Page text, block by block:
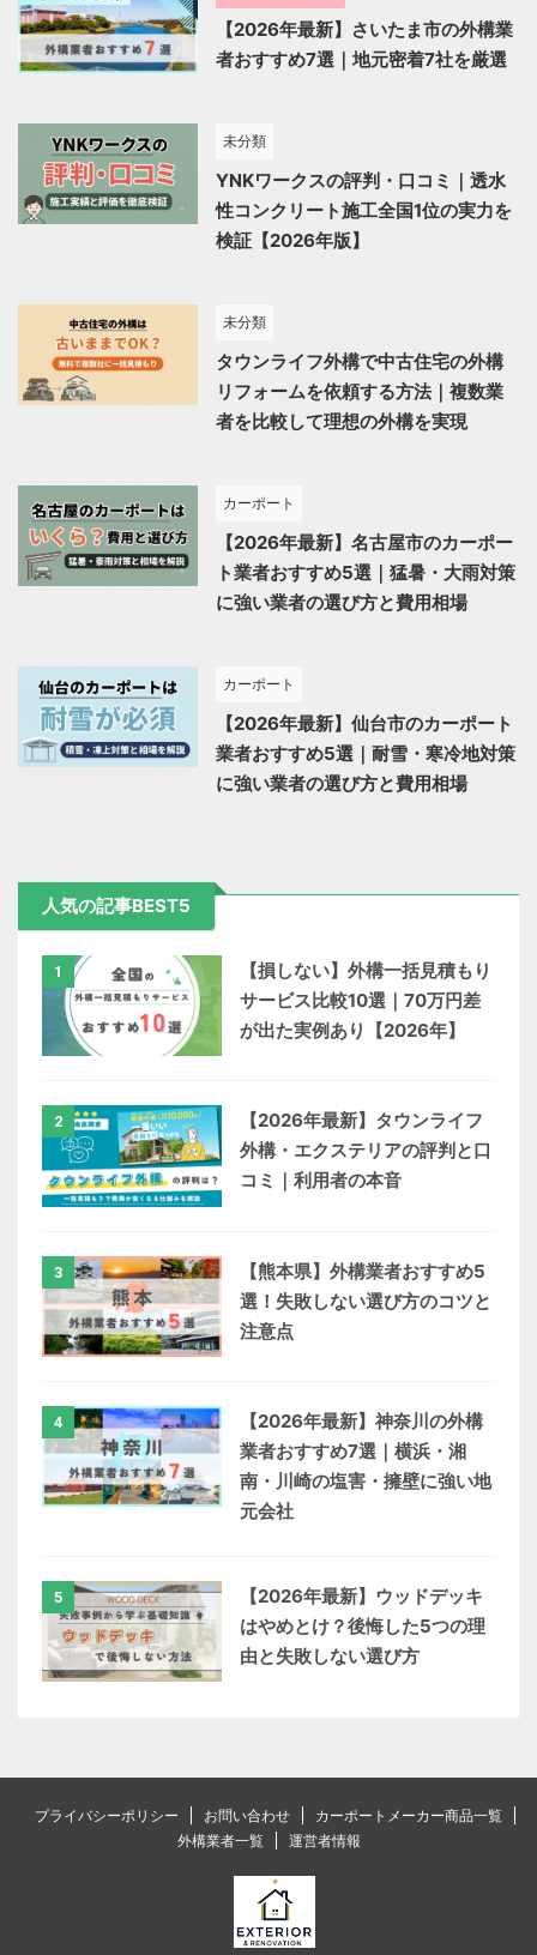
【2026年最新】さいたま市の外構業
者おすすめ7選｜地元密着7社を厳選
未分類
YNKワークスの評判・口コミ｜透水
性コンクリート施工全国1位の実力を
検証【2026年版】
未分類
タウンライフ外構で中古住宅の外構
リフォームを依頼する方法｜複数業
者を比較して理想の外構を実現
カーポート
【2026年最新】名古屋市のカーポー
ト業者おすすめ5選｜猛暑・大雨対策
に強い業者の選び方と費用相場
カーポート
【2026年最新】仙台市のカーポート
業者おすすめ5選｜耐雪・寒冷地対策
に強い業者の選び方と費用相場
人気の記事BEST5
1
【損しない】外構一括見積もり
サービス比較10選｜70万円差
が出た実例あり【2026年】
2
【2026年最新】タウンライフ
外構・エクステリアの評判と口
コミ｜利用者の本音
3
【熊本県】外構業者おすすめ5
選！失敗しない選び方のコツと
注意点
4
【2026年最新】神奈川の外構
業者おすすめ7選｜横浜・湘
南・川崎の塩害・擁壁に強い地
元会社
5
【2026年最新】ウッドデッキ
はやめとけ？後悔した5つの理
由と失敗しない選び方
プライバシーポリシー お問い合わせ
カーポートメーカー商品一覧
外構業者一覧
運営者情報